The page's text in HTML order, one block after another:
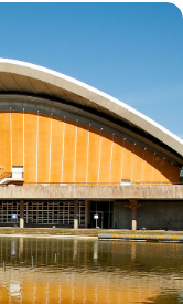
werden und was
diesen
DasRadikale
einer affektiven
einem rein
Lernen